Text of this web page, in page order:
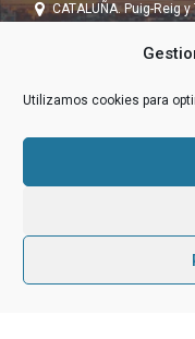
Utilizamos cookies para
CATALUÑA. Puig-Reig
ISLAS
Laborables: